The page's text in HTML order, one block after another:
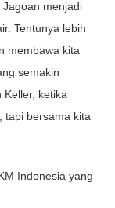
menjadi
Tentunya lebih
membawa kita
semakin
Keller, ketika
tapi bersama kita
Indonesia yang